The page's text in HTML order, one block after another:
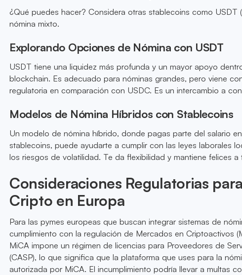
¿Qué puedes hacer? Considera otras stablecoins como USDT
nómina mixto.
Explorando Opciones de Nómina con USDT
USDT tiene una liquidez más profunda y un mayor apoyo
blockchain. Es adecuado para nóminas grandes, pero viene
regulatoria en comparación con USDC. Es un intercambio a
Modelos de Nómina Híbridos con Stablecoins
Un modelo de nómina híbrido, donde pagas parte del salario
stablecoins, puede ayudarte a cumplir con las leyes laborales
los riesgos de volatilidad. Te da flexibilidad y mantiene felices a
Consideraciones Regulatorias
Cripto en Europa
Para las pymes europeas que buscan integrar sistemas de
cumplimiento con la regulación de Mercados en Criptoactivos
MiCA impone un régimen de licencias para Proveedores de
(CASP), lo que significa que la plataforma que uses para la
autorizada por MiCA. El incumplimiento podría llevar a multas